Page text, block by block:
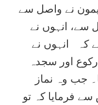
نے واصل سے
سے، انہوں نے
کہ انہوں نے
اور سجدہ
جب وہ نماز
فرمایا کہ تو